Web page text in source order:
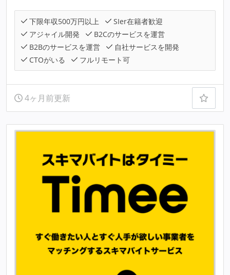
下限年収500万円以上
SIer在籍者歓迎
アジャイル開発
B2Cのサービスを運営
B2Bのサービスを運営
自社サービスを開発
CTOがいる
フルリモート可
4ヶ月前更新